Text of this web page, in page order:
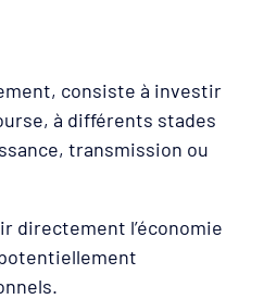
consiste à investir
à différents stades
transmission ou
directement l’économie